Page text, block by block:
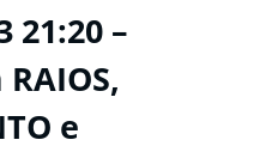
21:20 –
e